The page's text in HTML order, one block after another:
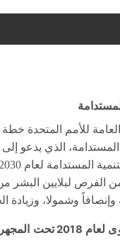
للأمم المتحدة خطة
المستدامة، الذي يدعو
المستدامة لعام 2030
الفرص لبلايين
وإنصافاً وشمولا،
لعام 2018تحت المجهر